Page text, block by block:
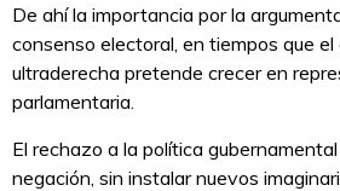
De ahí la importancia por la
consenso electoral, en tiempos que el
ultraderecha pretende crecer en
parlamentaria.
El rechazo a la política
negación, sin instalar nuevos